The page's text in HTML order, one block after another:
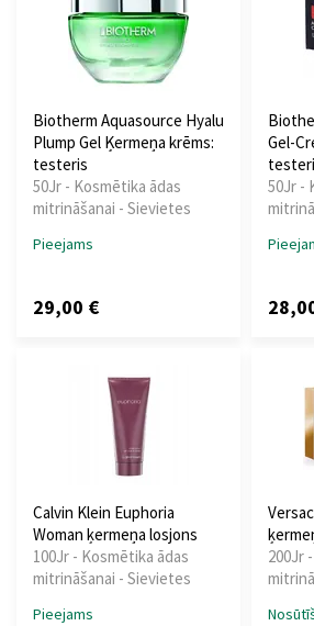
Biotherm Aquasource Hyalu
Plump Gel Ķermeņa krēms:
testeris
50Jr - Kosmētika ādas
mitrināšanai - Sievietes
Pieejams
29,00 €
Gel-
50Jr -
Calvin Klein Euphoria
Woman ķermeņa losjons
100Jr - Kosmētika ādas
mitrināšanai - Sievietes
Pieejams
200Jr